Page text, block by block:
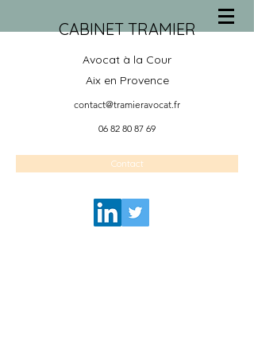
CABINET TRAMIER
Avocat à la Cour
Aix en Provence
contact@tramieravocat.fr
06 82 80 87 69
Contact